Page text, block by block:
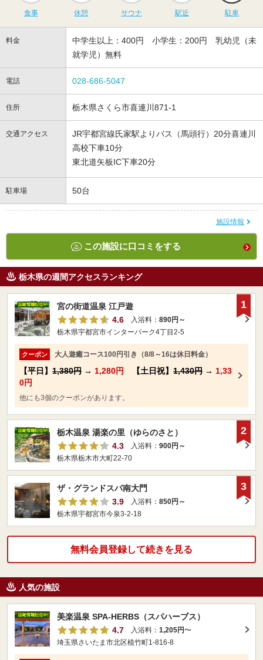
食事 休憩 サウナ 駅近 駐車
料金
中学生以上：400円 小学生：200円 乳幼児（未
就学児）無料
電話 028-686-5047
住所 栃木県さくら市喜連川871-1
交通アクセス
JR宇都宮線氏家駅よりバス（馬頭行）20分喜連川
高校下車10分
東北道矢板IC下車20分
駐車場 50台
施設情報
この施設に口コミをする
栃木県の週間アクセスランキング
宮の街道温泉 江戸遊
4.6
入浴料： 890円～
栃木県宇都宮市インターパーク4丁目2-5
クーポン 大人遊癒コース100円引き（8/8～16は休日料金）
【平日】 1,380円 → 1,280円 【土日祝】 1,430円 → 1,33
0円
他にも3個のクーポンがあります。
1
栃木温泉 湯楽の里（ゆらのさと）
4.3
入浴料： 900円～
栃木県栃木市大町22-70
2
ザ・グランドスパ南大門
3.9
入浴料： 850円～
栃木県宇都宮市今泉3-2-18
3
無料会員登録して続きを見る
人気の施設
美楽温泉 SPA-HERBS（スパハーブス）
4.7
入浴料： 1,205円〜
埼玉県さいたま市北区植竹町1-816-8